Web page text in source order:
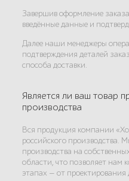
Завершив оформление
введённые данные и
Далее наши менеджеры
подтверждения деталей
способа доставки.
Является ли ваш товар
производства
Вся продукция компании
российского производства.
производства на
области, что позволяет нам
этапах — от